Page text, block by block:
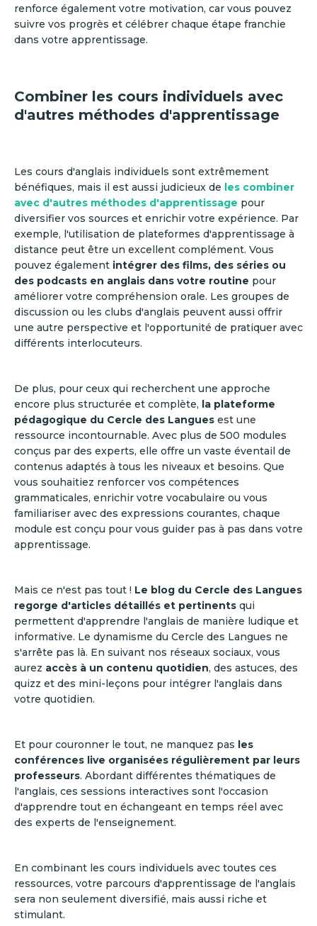
renforce également votre motivation, car vous pouvez
suivre vos progrès et célébrer chaque étape franchie
dans votre apprentissage.
Combiner les cours individuels avec
d'autres méthodes d'apprentissage
Les cours d'anglais individuels sont extrêmement
bénéfiques, mais il est aussi judicieux de les combiner
avec d'autres méthodes d'apprentissage pour
diversifier vos sources et enrichir votre expérience. Par
exemple, l'utilisation de plateformes d'apprentissage à
distance peut être un excellent complément. Vous
pouvez également intégrer des films, des séries ou
des podcasts en anglais dans votre routine pour
améliorer votre compréhension orale. Les groupes de
discussion ou les clubs d'anglais peuvent aussi offrir
une autre perspective et l'opportunité de pratiquer avec
différents interlocuteurs.
De plus, pour ceux qui recherchent une approche
encore plus structurée et complète, la plateforme
pédagogique du Cercle des Langues est une
ressource incontournable. Avec plus de 500 modules
conçus par des experts, elle offre un vaste éventail de
contenus adaptés à tous les niveaux et besoins. Que
vous souhaitiez renforcer vos compétences
grammaticales, enrichir votre vocabulaire ou vous
familiariser avec des expressions courantes, chaque
module est conçu pour vous guider pas à pas dans votre
apprentissage.
Mais ce n'est pas tout ! Le blog du Cercle des Langues
regorge d'articles détaillés et pertinents qui
permettent d'apprendre l'anglais de manière ludique et
informative. Le dynamisme du Cercle des Langues ne
s'arrête pas là. En suivant nos réseaux sociaux, vous
aurez accès à un contenu quotidien, des astuces, des
quizz et des mini-leçons pour intégrer l'anglais dans
votre quotidien.
Et pour couronner le tout, ne manquez pas les
conférences live organisées régulièrement par leurs
professeurs. Abordant différentes thématiques de
l'anglais, ces sessions interactives sont l'occasion
d'apprendre tout en échangeant en temps réel avec
des experts de l'enseignement.
En combinant les cours individuels avec toutes ces
ressources, votre parcours d'apprentissage de l'anglais
sera non seulement diversifié, mais aussi riche et
stimulant.